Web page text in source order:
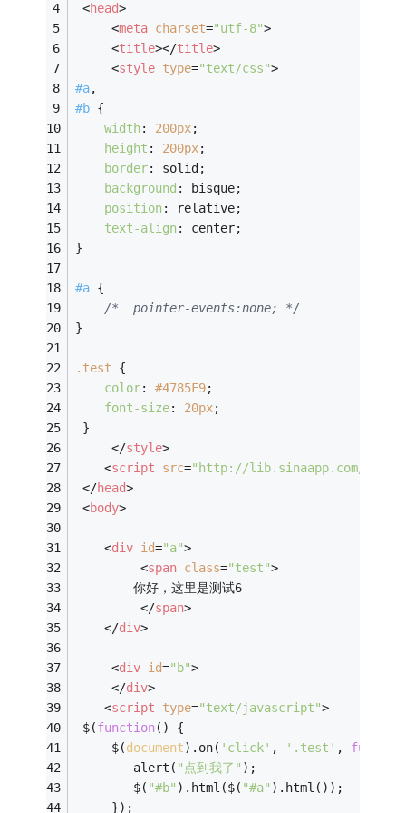
<head>
<meta charset="utf-8">
<title></title>
<style type="text/css">
#a,
#b {
width: 200px;
height : 200px;
border: solid;
background : bisque;
position: relative;
text-align: center;
}
#a {
/*  pointer-events:none; */
}
.test {
color: #4785F9;
font-size: 20px;
}
</style>
<script src="http://lib.sinaapp.com/js/
</head>
<body>
<div id="a">
<span class="test">
		你好，这里是测试6
</span>
</div>
<div id="b">
</div>
<script type="text/javascript">
$(function( ) {
	 $(
document).on( 'click' , '.test' ,
		alert(
"点到我了" );
		$(
"#b" ).html($( "#a" ).html());
	 });